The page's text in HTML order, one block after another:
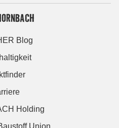
Blog
Holding
Union